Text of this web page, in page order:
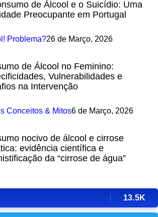
de Álcool e o Suicídio: Uma
Preocupante em Portugal
Problema?26 de Março, 2026
de Álcool no Feminino:
Vulnerabilidades e
na Intervenção
Conceitos & Mitos6 de Março, 2026
nocivo de álcool e cirrose
evidência científica e
da “cirrose de água”
13.5K